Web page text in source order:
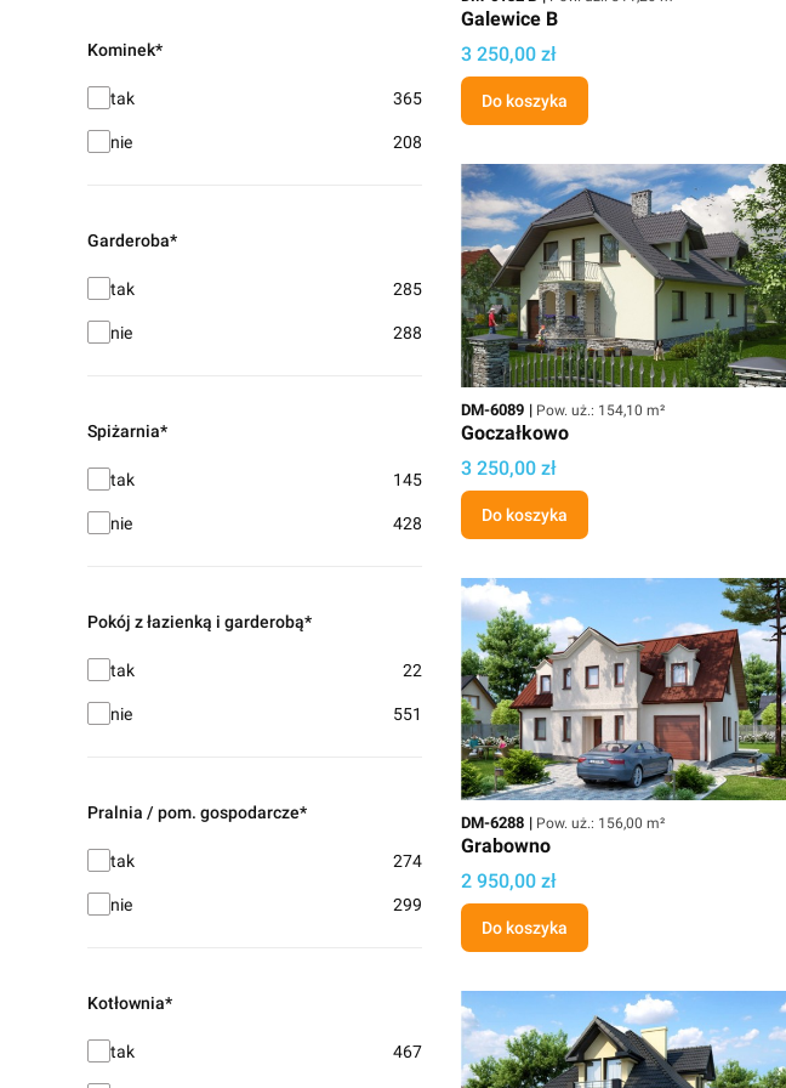
Kominek*
Kominek*
tak 365
nie 208
Garderoba*
Garderoba*
tak 285
nie 288
Spiżarnia*
Spiżarnia*
tak 145
nie 428
Pokój z łazienką i garderobą*
Pokój z łazienką i garderobą*
tak 22
nie 551
Pralnia / pom. gospodarcze*
Pralnia / pom. gospodarcze*
tak 274
nie 299
Kotłownia*
Kotłownia*
tak 467
Galewice B
Cena
3 250,00 zł
Do koszyka
Kod
DM-6089 Powierzchnia użytkowa
Pow. uż.: 154,10 m²
Goczałkowo
Cena
3 250,00 zł
Do koszyka
Kod
DM-6288 Powierzchnia użytkowa
Pow. uż.: 156,00 m²
Grabowno
Cena
2 950,00 zł
Do koszyka